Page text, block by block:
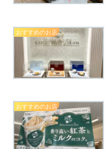
おすすめのお店
おすすめのお店